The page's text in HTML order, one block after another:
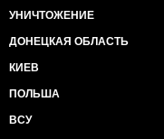
УНИЧТОЖЕНИЕ
ДОНЕЦКАЯ ОБЛАСТЬ
КИЕВ
ПОЛЬША
ВСУ